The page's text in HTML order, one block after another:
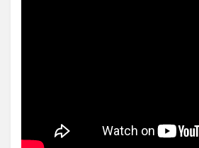
Horno!